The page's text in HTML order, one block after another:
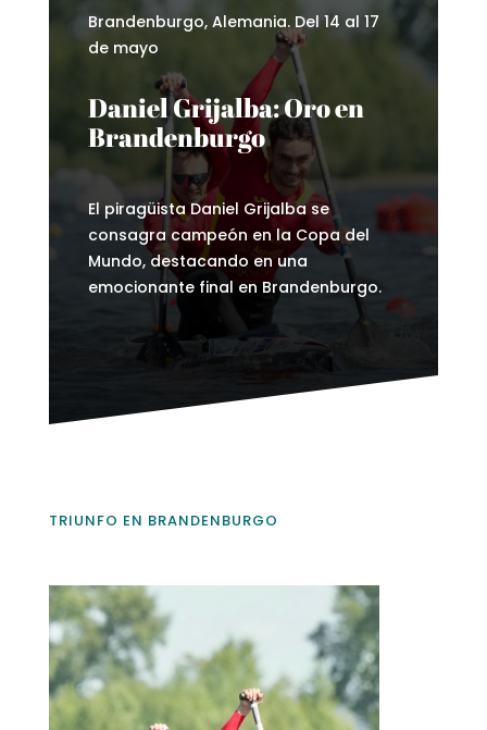
Brandenburgo, Alemania. Del 14 al 17
de mayo
Daniel Grijalba: Oro en
Brandenburgo
El piragüista Daniel Grijalba se
consagra campeón en la Copa del
Mundo, destacando en una
emocionante final en Brandenburgo.
TRIUNFO EN BRANDENBURGO